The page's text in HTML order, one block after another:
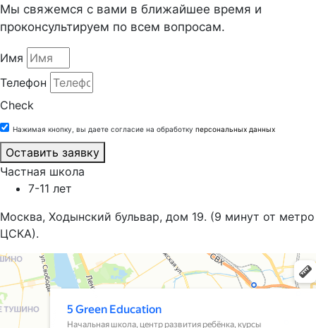
Мы свяжемся с вами в ближайшее время и
проконсультируем по всем вопросам.
Имя
Телефон
Check
Нажимая кнопку, вы даете согласие на обработку персональных данных
Оставить заявку
Частная школа
7-11 лет
Москва, Ходынский бульвар, дом 19. (9 минут от метро
ЦСКА).